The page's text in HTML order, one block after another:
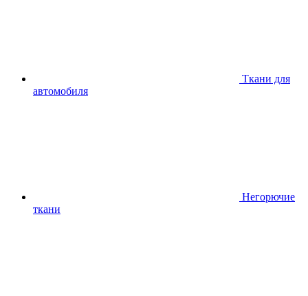
Ткани для
автомобиля
Негорючие
ткани